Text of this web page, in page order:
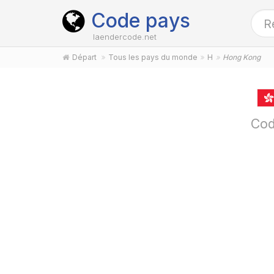
Code pays
laendercode.net
Départ Tous les pays du monde H Hong Kong